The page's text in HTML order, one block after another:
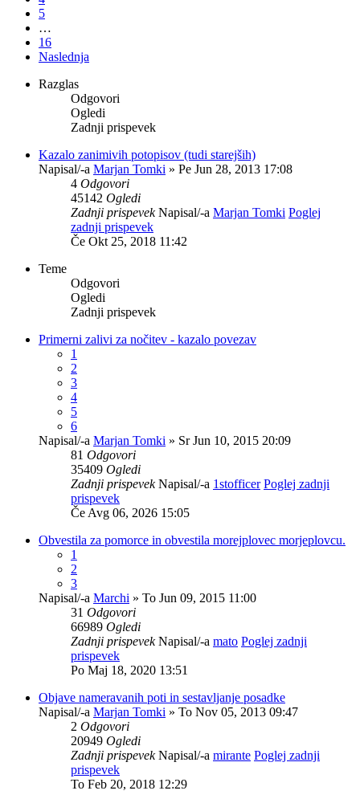
5
…
16
Naslednja
Razglas
Odgovori
Ogledi
Zadnji prispevek
Kazalo zanimivih potopisov (tudi starejših)
Napisal/-a Marjan Tomki » Pe Jun 28, 2013 17:08
4 Odgovori
45142 Ogledi
Zadnji prispevekNapisal/-a Marjan Tomki Poglej
zadnji prispevek
Če Okt 25, 2018 11:42
Teme
Odgovori
Ogledi
Zadnji prispevek
Primerni zalivi za nočitev - kazalo povezav
1
2
3
4
5
6
Napisal/-a Marjan Tomki » Sr Jun 10, 2015 20:09
81 Odgovori
35409 Ogledi
Zadnji prispevekNapisal/-a 1stofficer Poglej zadnji
prispevek
Če Avg 06, 2026 15:05
Obvestila za pomorce in obvestila morejplovec morjeplovcu.
1
2
3
Napisal/-a Marchi » To Jun 09, 2015 11:00
31 Odgovori
66989 Ogledi
Zadnji prispevekNapisal/-a mato Poglej zadnji
prispevek
Po Maj 18, 2020 13:51
Objave nameravanih poti in sestavljanje posadke
Napisal/-a Marjan Tomki » To Nov 05, 2013 09:47
2 Odgovori
20949 Ogledi
Zadnji prispevekNapisal/-a mirante Poglej zadnji
prispevek
To Feb 20, 2018 12:29